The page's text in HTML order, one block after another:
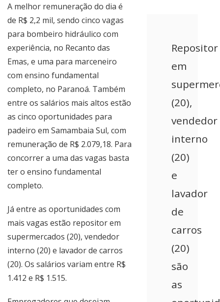
Repositor
em
(20),
vendedor
interno
(20)
e
lavador
de
carros
(20)
são
as
A melhor remuneração do dia é
de R$ 2,2 mil, sendo cinco vagas
para bombeiro hidráulico com
experiência, no Recanto das
Emas, e uma para marceneiro
com ensino fundamental
completo, no Paranoá. Também
entre os salários mais altos estão
as cinco oportunidades para
padeiro em Samambaia Sul, com
remuneração de R$ 2.079,18. Para
concorrer a uma das vagas basta
ter o ensino fundamental
completo.
Já entre as oportunidades com
mais vagas estão repositor em
supermercados (20), vendedor
interno (20) e lavador de carros
(20). Os salários variam entre R$
1.412 e R$ 1.515.